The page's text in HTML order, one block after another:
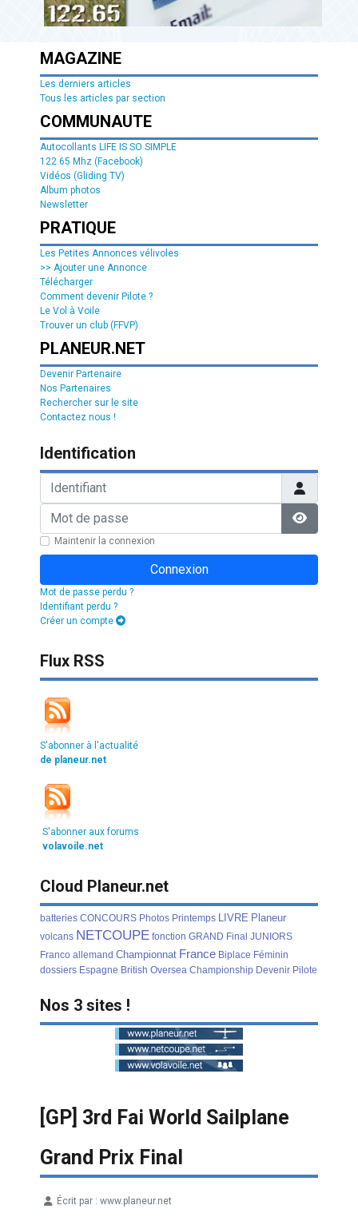
MAGAZINE
Les derniers articles
Tous les articles par section
COMMUNAUTE
Autocollants LIFE IS SO SIMPLE
122.65 Mhz (Facebook)
Vidéos (Gliding TV)
Album photos
Newsletter
PRATIQUE
Les Petites Annonces vélivoles
>> Ajouter une Annonce
Télécharger
Comment devenir Pilote ?
Le Vol à Voile
Trouver un club (FFVP)
PLANEUR.NET
Devenir Partenaire
Nos Partenaires
Rechercher sur le site
Contactez nous !
Identification
Identifiant
Mot de passe
Afficher
Maintenir la connexion
Connexion
Mot de passe perdu ?
Identifiant perdu ?
Créer un compte
Flux RSS
S'abonner à l'actualité
de planeur.net
S'abonner aux forums
volavoile.net
Cloud Planeur.net
batteries CONCOURS Photos Printemps LIVRE Planeur
volcans NETCOUPE fonction GRAND Final JUNIORS
Franco allemand Championnat France Biplace Féminin
dossiers Espagne British Oversea Championship Devenir Pilote
Nos 3 sites !
[GP] 3rd Fai World Sailplane
Grand Prix Final
Écrit par : www.planeur.net